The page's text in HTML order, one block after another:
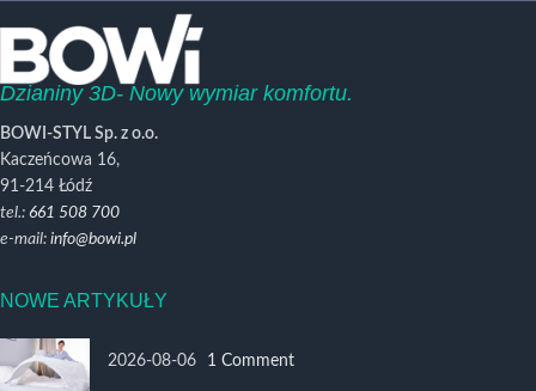
Dzianiny 3D- Nowy wymiar komfortu.
BOWI-STYL Sp. z o.o.
Kaczeńcowa 16,
91-214 Łódź
tel.: 661 508 700
e-mail: info@bowi.pl
NOWE ARTYKUŁY
2026-08-06 1 Comment